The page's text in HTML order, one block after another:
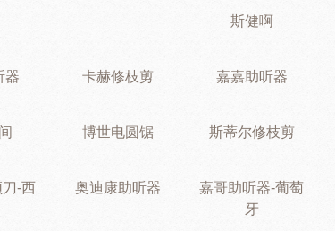
斯健啊
器 卡赫修枝剪 嘉嘉助听器
博世电圆锯 斯蒂尔修枝剪
-西
奥迪康助听器
嘉哥助听器-葡萄
牙